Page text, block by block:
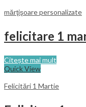
mărţişoare personalizate
Citește mai mult
Quick View
Felicitări 1 Martie